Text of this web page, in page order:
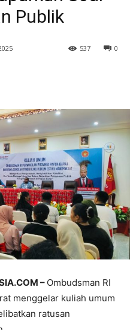
Publik
0
537
– Ombudsman RI
menggelar kuliah umum
ratusan